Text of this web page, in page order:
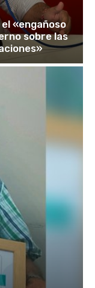
«engañoso
sobre las